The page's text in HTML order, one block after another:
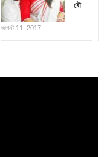
বৌ
আগস্ট 11, 2017